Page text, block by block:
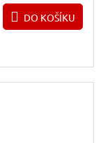
DO KOŠÍKU